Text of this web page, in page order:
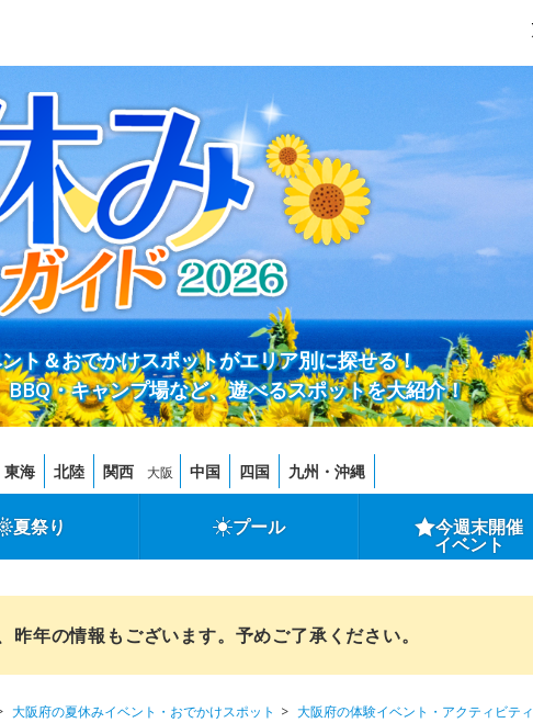
ト＆おでかけスポットがエリア別に探せる！
・キャンプ場など、遊べるスポットを大紹介！
東海 北陸 関西 大阪 中国 四国 九州・沖縄
夏祭り プール 今週末開催
イベント
年の情報もございます。予めご了承ください。
大阪府の夏休みイベント・おでかけスポット
大阪府の体験イベント・アクティビティ